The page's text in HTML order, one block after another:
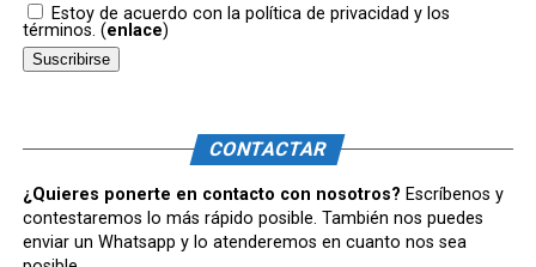
Estoy de acuerdo con la política de privacidad y los
términos. (enlace)
CONTACTAR
¿Quieres ponerte en contacto con nosotros? Escríbenos y
contestaremos lo más rápido posible. También nos puedes
enviar un Whatsapp y lo atenderemos en cuanto nos sea